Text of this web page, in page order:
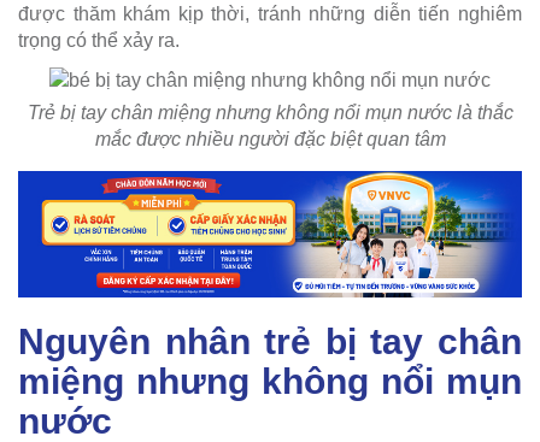
được thăm khám kịp thời, tránh những diễn tiến nghiêm
trọng có thể xảy ra.
Trẻ bị tay chân miệng nhưng không nổi mụn nước là thắc
mắc được nhiều người đặc biệt quan tâm
Nguyên nhân trẻ bị tay chân
miệng nhưng không nổi mụn
nước